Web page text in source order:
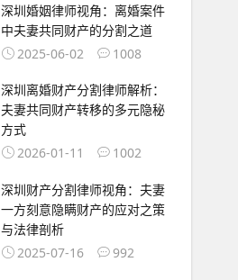
深圳婚姻律师视角：离婚案件
中夫妻共同财产的分割之道
2025-06-02
1008
深圳离婚财产分割律师解析：
夫妻共同财产转移的多元隐秘
方式
2026-01-11
1002
深圳财产分割律师视角：夫妻
一方刻意隐瞒财产的应对之策
与法律剖析
2025-07-16
992